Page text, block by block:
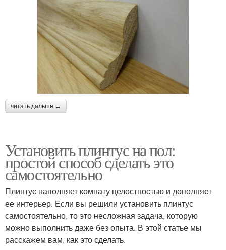
читать дальше →
Установить плинтус на пол:
простой способ сделать это
самостоятельно
Плинтус наполняет комнату целостностью и дополняет
ее интерьер. Если вы решили установить плинтус
самостоятельно, то это несложная задача, которую
можно выполнить даже без опыта. В этой статье мы
расскажем вам, как это сделать.